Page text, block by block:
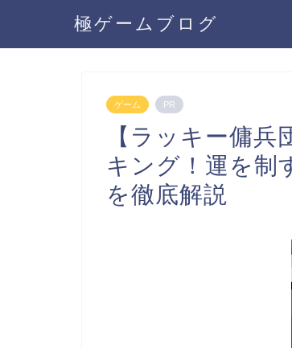
極ゲームブログ
ゲーム PR
【ラッキー傭
キング！運を制
を徹底解説